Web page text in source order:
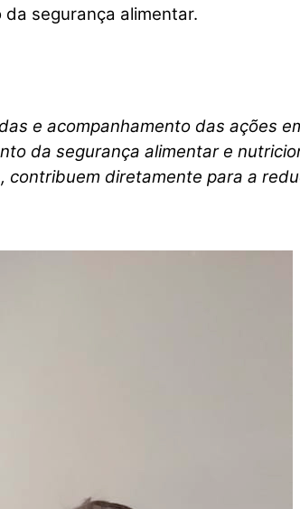
segurança alimentar.
e acompanhamento das ações
da segurança alimentar e
diretamente para a